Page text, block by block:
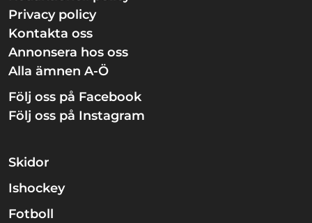
Privacy policy
Kontakta oss
Annonsera hos oss
Alla ämnen A-Ö
Följ oss på Facebook
Följ oss på Instagram
Skidor
Ishockey
Fotboll